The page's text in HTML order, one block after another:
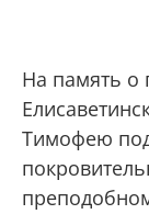
На память о
Тимофею